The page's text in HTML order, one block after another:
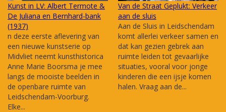
Kunst in LV: Albert Termote &
De Juliana en Bernhard-bank
(1937)
n deze eerste aflevering van
een nieuwe kunstserie op
Midvliet neemt kunsthistorica
Anne Marie Boorsma je mee
langs de mooiste beelden in
de openbare ruimte van
Leidschendam-Voorburg.
Elke...
Van de Straat Geplukt: Verkeer
aan de sluis
Aan de Sluis in Leidschendam
komt allerlei verkeer samen en
dat kan gezien gebrek aan
ruimte leiden tot gevaarlijke
situaties, vooral voor jonge
kinderen die een ijsje komen
halen. Vraag aan de...